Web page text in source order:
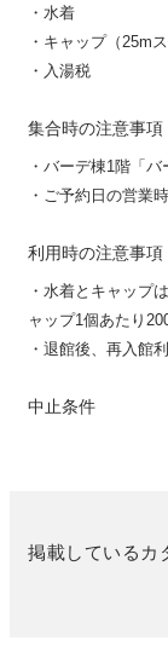
・水着
・キャップ（25m
・入湯税
集合時の注意事項
・バーデ棟1階「
・ご予約日の営業
利用時の注意事項
・水着とキャップ
ャップ1個あたり200
・退館後、再入館
中止条件
掲載しているカ